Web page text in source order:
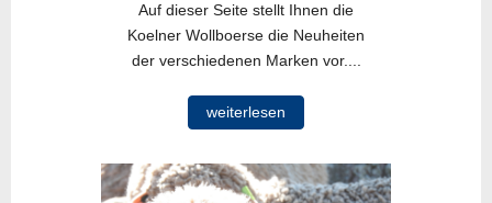
Auf dieser Seite stellt Ihnen die
Koelner Wollboerse die Neuheiten
der verschiedenen Marken vor....
weiterlesen